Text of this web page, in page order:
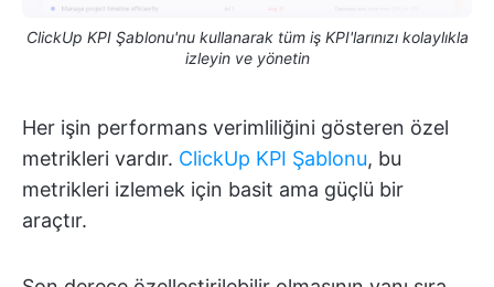
ClickUp KPI Şablonu'nu kullanarak tüm iş KPI'larınızı kolaylıkla
izleyin ve yönetin
Her işin performans verimliliğini gösteren özel
metrikleri vardır. ClickUp KPI Şablonu, bu
metrikleri izlemek için basit ama güçlü bir
araçtır.